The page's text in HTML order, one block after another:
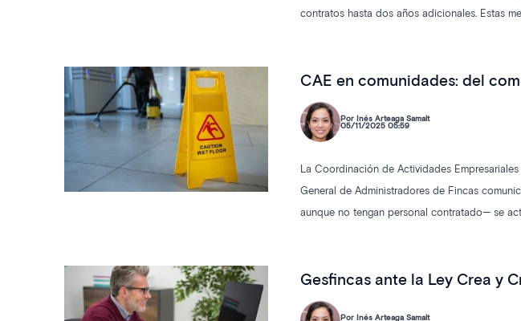
contratos hasta dos años adicionales. Estas
CAE en comunidades: del
Por Inés Arteaga Samalt
05/11/2025 05:59
La Coordinación de Actividades
General de Administradores de Fincas
aunque no tengan personal contratado— se
Gesfincas ante la Ley Crea y
Por Inés Arteaga Samalt